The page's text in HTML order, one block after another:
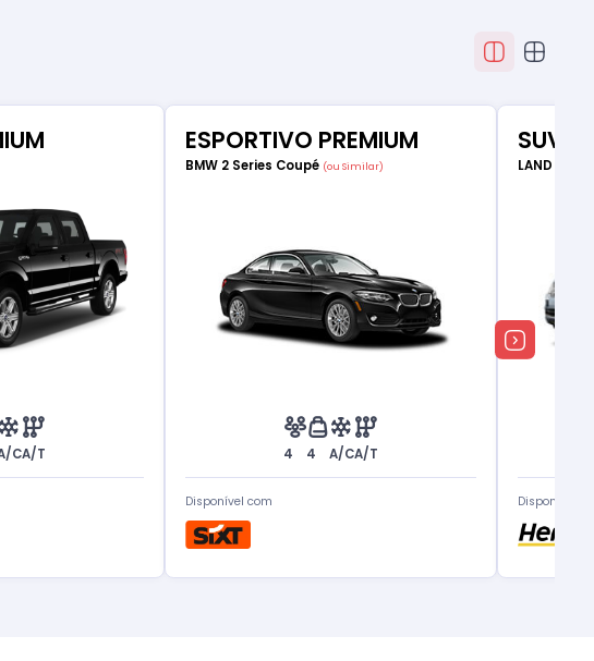
CA/T
ESPORTIVO PREMIUM
BMW 2 Series Coupé (ou Similar)
4 4 A/CA/T
Disponível com
SUV
LAND
Disponível